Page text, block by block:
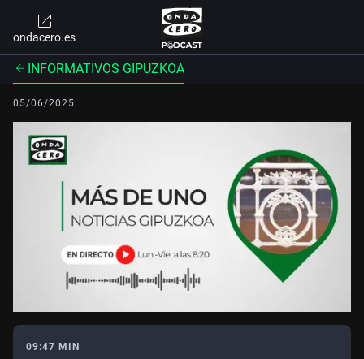
ondacero.es
INFORMATIVOS GIPUZKOA
05/06/2025
09:47 MIN